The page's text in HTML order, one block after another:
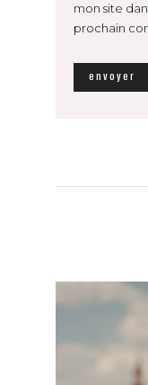
mon site
prochain